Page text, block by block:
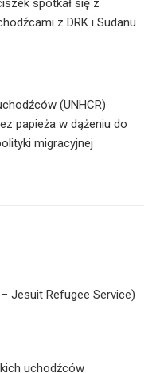
spotkał się z
z DRK i Sudanu
(UNHCR)
papieża w dążeniu do
migracyjnej
Jesuit Refugee Service)
uchodźców